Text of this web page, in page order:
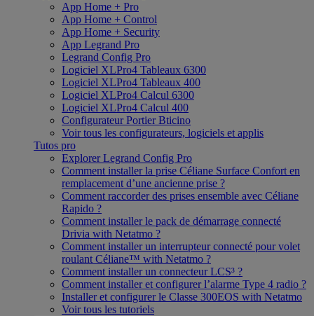
App Home + Pro
App Home + Control
App Home + Security
App Legrand Pro
Legrand Config Pro
Logiciel XLPro4 Tableaux 6300
Logiciel XLPro4 Tableaux 400
Logiciel XLPro4 Calcul 6300
Logiciel XLPro4 Calcul 400
Configurateur Portier Bticino
Voir tous les configurateurs, logiciels et applis
Tutos pro
Explorer Legrand Config Pro
Comment installer la prise Céliane Surface Confort en
remplacement d’une ancienne prise ?
Comment raccorder des prises ensemble avec Céliane
Rapido ?
Comment installer le pack de démarrage connecté
Drivia with Netatmo ?
Comment installer un interrupteur connecté pour volet
roulant Céliane™ with Netatmo ?
Comment installer un connecteur LCS³ ?
Comment installer et configurer l’alarme Type 4 radio ?
Installer et configurer le Classe 300EOS with Netatmo
Voir tous les tutoriels